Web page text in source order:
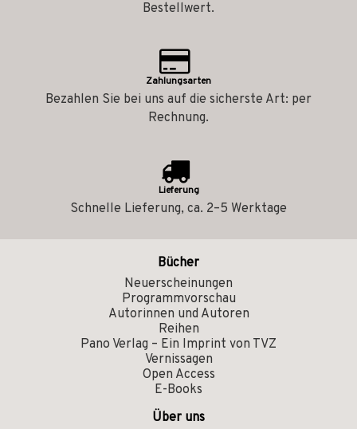
Bestellwert.
Zahlungsarten
Bezahlen Sie bei uns auf die sicherste Art: per
Rechnung.
Lieferung
Schnelle Lieferung, ca. 2–5 Werktage
Bücher
Neuerscheinungen
Programmvorschau
Autorinnen und Autoren
Reihen
Pano Verlag – Ein Imprint von TVZ
Vernissagen
Open Access
E-Books
Über uns